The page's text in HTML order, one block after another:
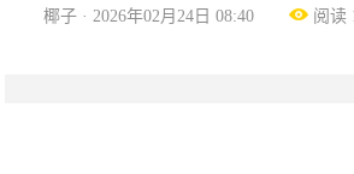
椰子 · 2026年02月24日 08:40 阅读